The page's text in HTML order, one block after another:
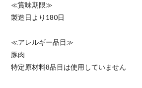
≪賞味期限≫
製造日より180日
≪アレルギー品目≫
豚肉
特定原材料8品目は使用していません